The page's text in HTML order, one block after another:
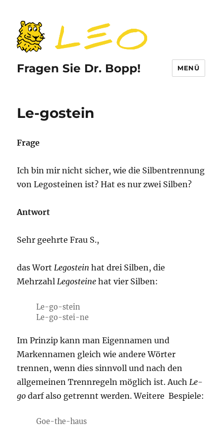
Fragen Sie Dr. Bopp! MENÜ
Le-gostein
Frage
Ich bin mir nicht sicher, wie die Silbentrennung
von Legosteinen ist? Hat es nur zwei Silben?
Antwort
Sehr geehrte Frau S.,
das WortLegostein hat drei Silben, die
MehrzahlLegosteine hat vier Silben:
Le-go-stein
Le-go-stei-ne
Im Prinzip kann man Eigennamen und
Markennamen gleich wie andere Wörter
trennen, wenn dies sinnvoll und nach den
allgemeinen Trennregeln möglich ist. AuchLe-
go darf also getrennt werden. Weitere Bespiele:
Goe-the-haus